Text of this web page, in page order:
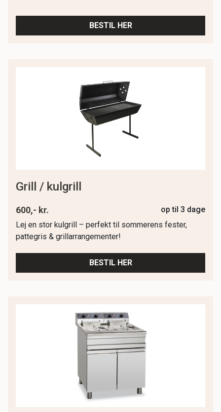
BESTIL HER
grill / kulgrill
600,- kr.
op til 3 dage
Lej en stor kulgrill – perfekt til sommerens fester,
pattegris & grillarrangementer!
BESTIL HER